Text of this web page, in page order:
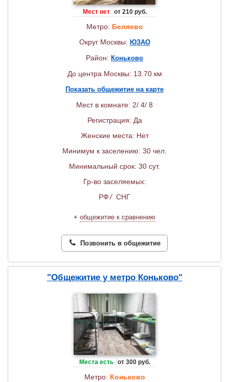
Мест нет от 210 руб.
Метро: Беляево
Округ Москвы: ЮЗАО
Район: Коньково
До центра Москвы: 13.70 км
Показать общежитие на карте
Мест в комнате: 2/ 4/ 8
Регистрация: Да
Женские места: Нет
Минимум к заселению: 30 чел.
Минимальный срок: 30 сут.
Гр-во заселяемых:
РФ/ СНГ
+ общежитие к сравнению
Позвонить в общежитие
"Общежитие у метро Коньково"
Места есть от 300 руб.
Метро: Коньково